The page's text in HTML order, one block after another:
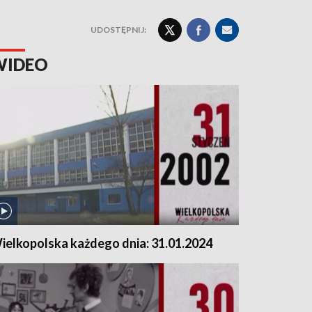
UDOSTĘPNIJ:
każdego dnia: 31.01.2024